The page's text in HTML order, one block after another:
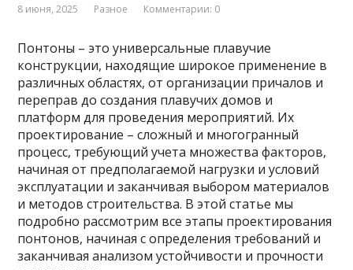
8 июня, 2025 Разное Комментарии: 0
Понтоны – это универсальные плавучие
конструкции, находящие широкое применение в
различных областях, от организации причалов и
переправ до создания плавучих домов и
платформ для проведения мероприятий. Их
проектирование – сложный и многогранный
процесс, требующий учета множества факторов,
начиная от предполагаемой нагрузки и условий
эксплуатации и заканчивая выбором материалов
и методов строительства. В этой статье мы
подробно рассмотрим все этапы проектирования
понтонов, начиная с определения требований и
заканчивая анализом устойчивости и прочности